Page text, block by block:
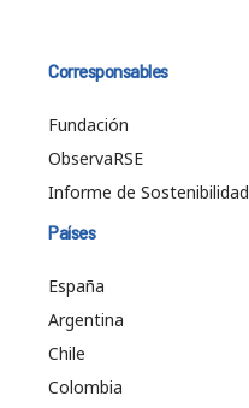
Corresponsables
Fundación
ObservaRSE
Informe de Sostenibilidad
Países
España
Argentina
Chile
Colombia